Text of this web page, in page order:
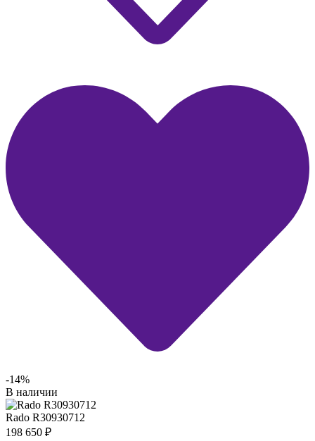
-14%
В наличии
Rado R30930712
198 650 ₽